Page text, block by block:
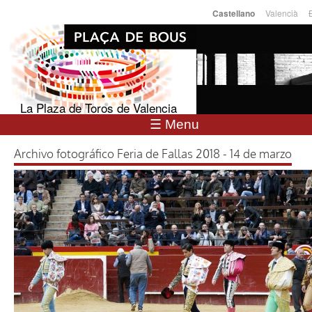
contenido
principal
Idiomas
Castellano Valencià
La Plaza de Toros de Valencia
☰ Menu
Archivo fotográfico Feria de Fallas 2018 - 14 de marzo